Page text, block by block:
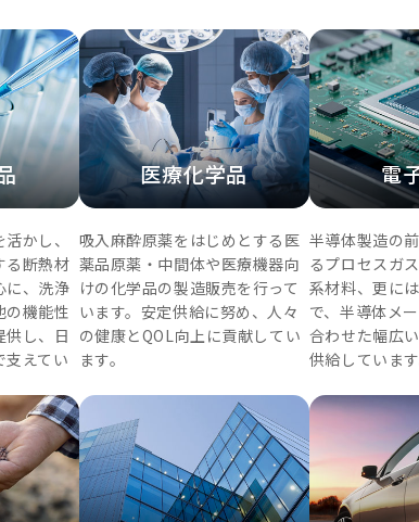
かし、
る断熱材
に、洗浄
の機能性
し、日
支えてい
医療化学品
吸入麻酔原薬をはじめとする医
薬品原薬・中間体や医療機器向
けの化学品の製造販売を行って
います。安定供給に努め、人々
の健康とQOL向上に貢献してい
ます。
電
半導体製造の
るプロセスガ
系材料、更に
で、半導体メ
合わせた幅広
供給しています